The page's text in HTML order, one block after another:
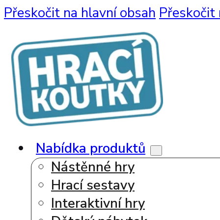
Přeskočit na hlavní obsah Přeskočit
Nabídka produktů
Nástěnné hry
Hrací sestavy
Interaktivní hry